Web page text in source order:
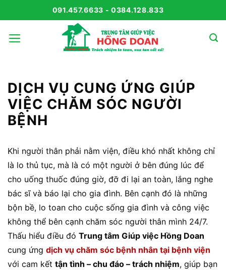
qua
nội
091.457.6633 - 0384.128.833
DỊCH VỤ CUNG ỨNG GIÚP
VIỆC CHĂM SÓC NGƯỜI
BỆNH
Khi người thân phải nằm viện, điều khó nhất không chỉ
là lo thủ tục, mà là có một người ở bên đúng lúc để
cho uống thuốc đúng giờ, đỡ đi lại an toàn, lắng nghe
bác sĩ và báo lại cho gia đình. Bên cạnh đó là những
bộn bề, lo toan cho cuộc sống gia đình và công việc
không thể bên cạnh chăm sóc người thân mình 24/7.
Thấu hiểu điều đó Trung tâm Giúp việc Hồng Doan
cung ứng dịch vụ chăm sóc bệnh nhân tại bệnh viện
với cam kết tận tình – chu đáo – trách nhiệm, giúp bạn